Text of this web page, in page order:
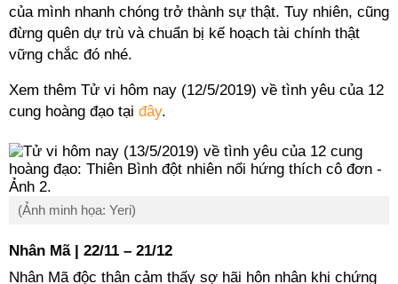
của mình nhanh chóng trở thành sự thật. Tuy nhiên, cũng
đừng quên dự trù và chuẩn bị kế hoạch tài chính thật
vững chắc đó nhé.
Xem thêm Tử vi hôm nay (12/5/2019) về tình yêu của 12
cung hoàng đạo tại đây.
(Ảnh minh họa: Yeri)
Nhân Mã | 22/11 – 21/12
Nhân Mã độc thân cảm thấy sợ hãi hôn nhân khi chứng